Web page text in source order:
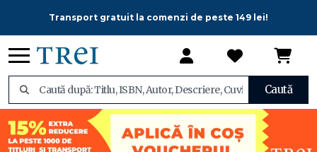
Transport gratuit la comenzi de peste 149 lei!
Caută